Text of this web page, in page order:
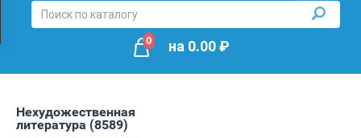
0 на 0.00₽
Нехудожественная
литература (8589)